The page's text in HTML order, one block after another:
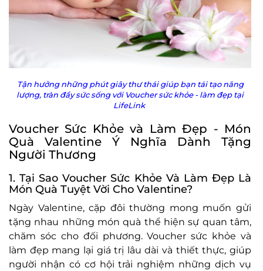
Tận hưởng những phút giây thư thái giúp bạn tái tạo năng
lượng, tràn đầy sức sống với Voucher sức khỏe - làm đẹp tại
LifeLink
Voucher Sức Khỏe và Làm Đẹp - Món
Quà Valentine Ý Nghĩa Dành Tặng
Người Thương
1. Tại Sao Voucher Sức Khỏe Và Làm Đẹp Là
Món Quà Tuyệt Vời Cho Valentine?
Ngày Valentine, cặp đôi thường mong muốn gửi
tặng nhau những món quà thể hiện sự quan tâm,
chăm sóc cho đối phương. Voucher sức khỏe và
làm đẹp mang lại giá trị lâu dài và thiết thực, giúp
người nhận có cơ hội trải nghiệm những dịch vụ